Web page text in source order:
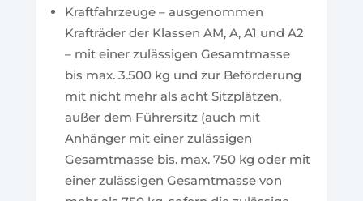
Kraftfahrzeuge – ausgenommen
Krafträder der Klassen AM, A, A1 und A2
– mit einer zulässigen Gesamtmasse
bis max. 3.500 kg und zur Beförderung
mit nicht mehr als acht Sitzplätzen,
außer dem Führersitz (auch mit
Anhänger mit einer zulässigen
Gesamtmasse bis. max. 750 kg oder mit
einer zulässigen Gesamtmasse von